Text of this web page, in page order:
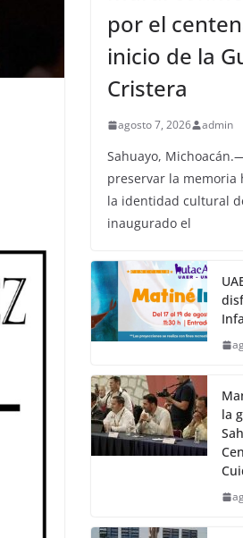
por el
inicio de la
Cristera
agosto 7, 2026 admin
Sahuayo,
preservar la
la identidad cultural
inaugurado el
la